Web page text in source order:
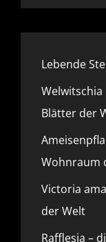
Lebende
Blätter der
Wohnraum
Victoria
der Welt
Rafflesia –